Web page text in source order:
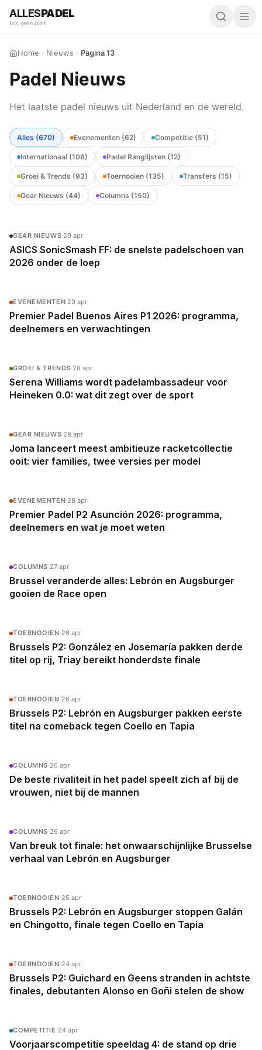
ALLESPADEL
Mis geen punt.
Home Nieuws Pagina 13
Padel Nieuws
Het laatste padel nieuws uit Nederland en de wereld.
Alles (670) Evenementen (62) Competitie (51)
Internationaal (108) Padel Ranglijsten (12)
Groei & Trends (93) Toernooien (135) Transfers (15)
Gear Nieuws (44) Columns (150)
GEAR NIEUWS·29 apr
ASICS SonicSmash FF: de snelste padelschoen van
2026 onder de loep
EVENEMENTEN·29 apr
Premier Padel Buenos Aires P1 2026: programma,
deelnemers en verwachtingen
GROEI & TRENDS·28 apr
Serena Williams wordt padelambassadeur voor
Heineken 0.0: wat dit zegt over de sport
GEAR NIEUWS·28 apr
Joma lanceert meest ambitieuze racketcollectie
ooit: vier families, twee versies per model
EVENEMENTEN·28 apr
Premier Padel P2 Asunción 2026: programma,
deelnemers en wat je moet weten
COLUMNS·27 apr
Brussel veranderde alles: Lebrón en Augsburger
gooien de Race open
TOERNOOIEN·26 apr
Brussels P2: González en Josemaría pakken derde
titel op rij, Triay bereikt honderdste finale
TOERNOOIEN·26 apr
Brussels P2: Lebrón en Augsburger pakken eerste
titel na comeback tegen Coello en Tapia
COLUMNS·26 apr
De beste rivaliteit in het padel speelt zich af bij de
vrouwen, niet bij de mannen
COLUMNS·26 apr
Van breuk tot finale: het onwaarschijnlijke Brusselse
verhaal van Lebrón en Augsburger
TOERNOOIEN·25 apr
Brussels P2: Lebrón en Augsburger stoppen Galán
en Chingotto, finale tegen Coello en Tapia
TOERNOOIEN·24 apr
Brussels P2: Guichard en Geens stranden in achtste
finales, debutanten Alonso en Goñi stelen de show
COMPETITIE ·24 apr
Voorjaarscompetitie speeldag 4: de stand op drie